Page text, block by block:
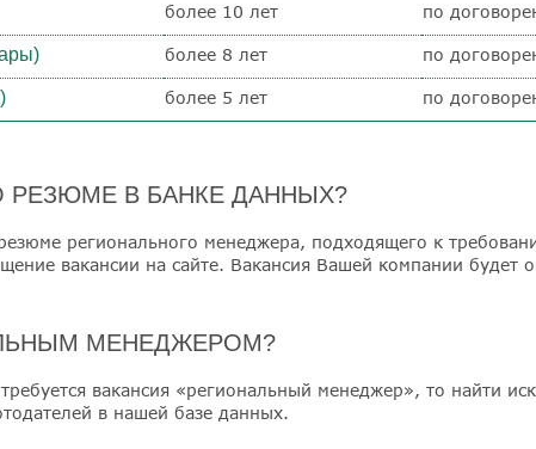
более 10 лет по
более 8 лет по
более 5 лет по
В БАНКЕ ДАННЫХ?
регионального менеджера, подходящего к
вакансии на сайте. Вакансия Вашей компании будет
МЕНЕДЖЕРОМ?
вакансия «региональный менеджер», то найти
в нашей базе данных.